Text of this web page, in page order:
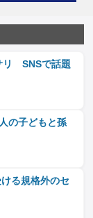
リ SNSで話題
の子どもと孫
る規格外のセ